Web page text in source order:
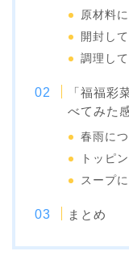
原材料
開封し
調理し
「福福彩
べてみた
春雨に
トッピ
スープ
まとめ